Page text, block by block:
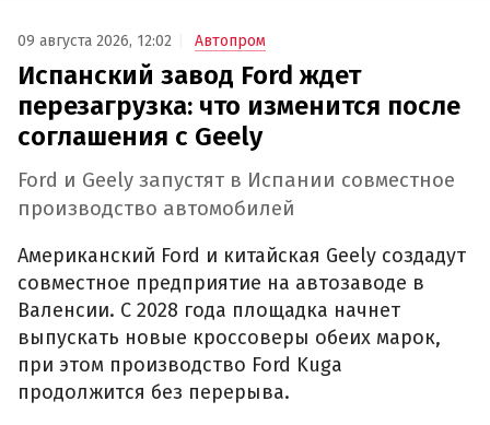
09 августа 2026, 12:02 Автопром
Испанский завод Ford ждет
перезагрузка: что изменится после
соглашения с Geely
Ford и Geely запустят в Испании совместное
производство автомобилей
Американский Ford и китайская Geely создадут
совместное предприятие на автозаводе в
Валенсии. С 2028 года площадка начнет
выпускать новые кроссоверы обеих марок,
при этом производство Ford Kuga
продолжится без перерыва.